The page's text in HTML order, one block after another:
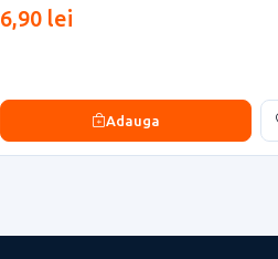
6,90 lei
Adauga